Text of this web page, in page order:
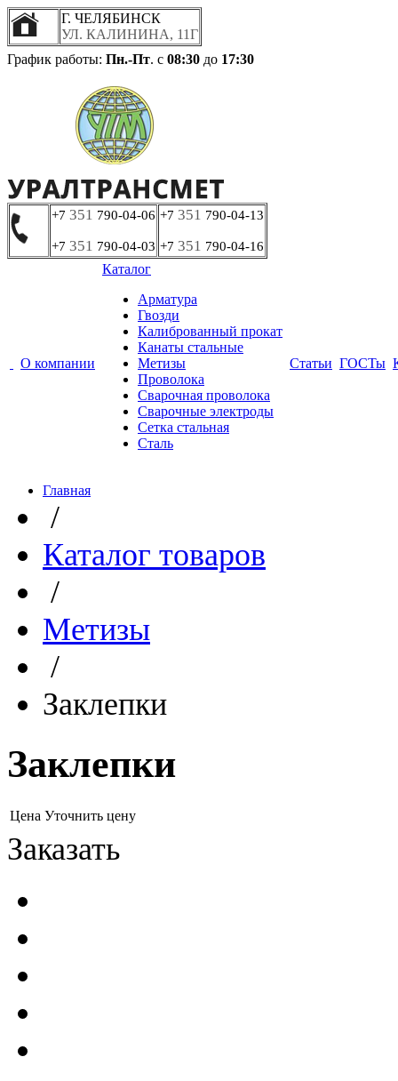
Г. ЧЕЛЯБИНСК
УЛ. КАЛИНИНА, 11Г
График работы: Пн.-Пт. с 08:30 до 17:30
+7 351 790-04-06
+7 351 790-04-03
+7 351 790-04-13
+7 351 790-04-16
О компании
Каталог
Арматура
Гвозди
Калиброванный прокат
Канаты стальные
Метизы
Проволока
Сварочная проволока
Сварочные электроды
Сетка стальная
Сталь
Статьи ГОСТы
Главная
/
Каталог товаров
/
Метизы
/
Заклепки
Заклепки
Цена Уточнить цену
Заказать